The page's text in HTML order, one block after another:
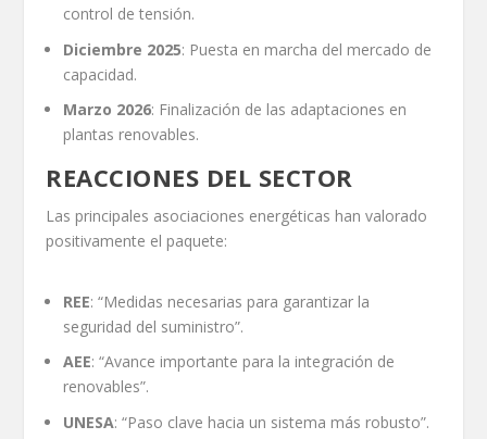
control de tensión.
Diciembre 2025: Puesta en marcha del mercado de
capacidad.
Marzo 2026: Finalización de las adaptaciones en
plantas renovables.
REACCIONES DEL SECTOR
Las principales asociaciones energéticas han valorado
positivamente el paquete:
REE: “Medidas necesarias para garantizar la
seguridad del suministro”.
AEE: “Avance importante para la integración de
renovables”.
UNESA: “Paso clave hacia un sistema más robusto”.